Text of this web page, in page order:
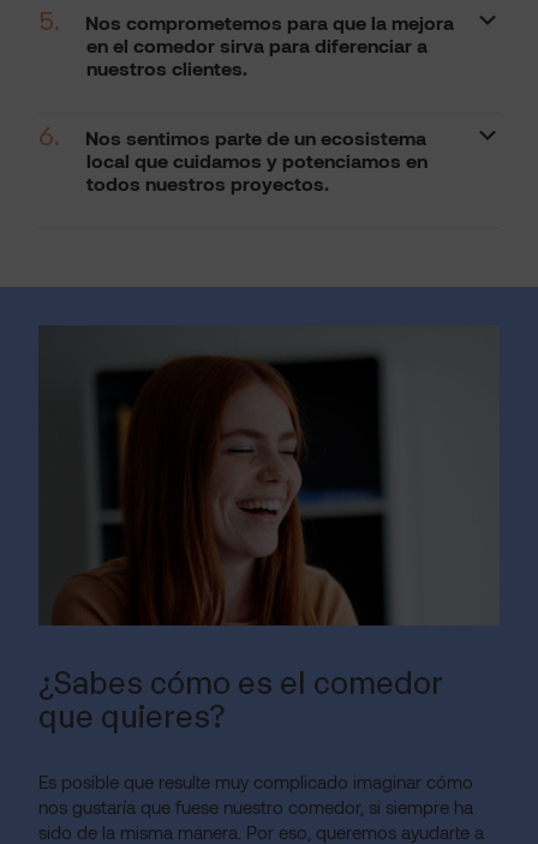
5.
Nos comprometemos para que la mejora
en el comedor sirva para diferenciar a
nuestros clientes.
6.
Nos sentimos parte de un ecosistema
local que cuidamos y potenciamos en
todos nuestros proyectos.
¿Sabes cómo es el comedor
que quieres?
Es posible que resulte muy complicado imaginar cómo
nos gustaría que fuese nuestro comedor, si siempre ha
sido de la misma manera. Por eso, queremos ayudarte a